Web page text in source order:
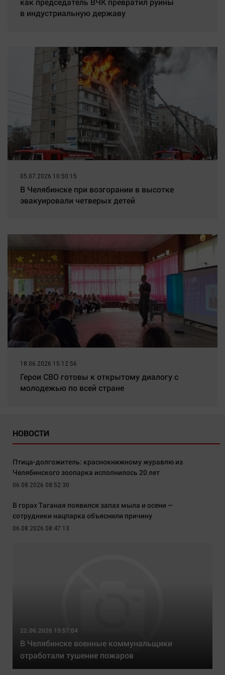
в индустриальную державу
05.07.2026 10:50:15
В Челябинске при возгорании в высотке
эвакуировали четверых детей
18.06.2026 15:12:56
Герои СВО готовы к открытому диалогу с
молодежью по всей стране
НОВОСТИ
Птица-долгожитель: краснокнижному журавлю из
Челябинского зоопарка исполнилось 20 лет
06.08.2026 08:52:30
В горах Таганая появился запах мыла и осени —
сотрудники нацпарка объяснили причину
06.08.2026 08:47:13
22.06.2026 15:57:04
В Челябинске военные коммунальщики
отработали тушение пожаров